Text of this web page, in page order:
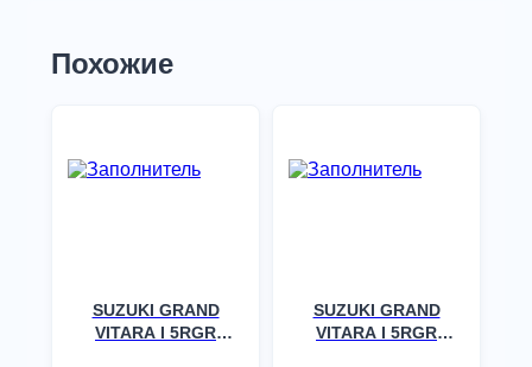
Похожие
SUZUKI GRAND
VITARA I 5RGR
SUZUKI GRAND
VITARA I 5RGR